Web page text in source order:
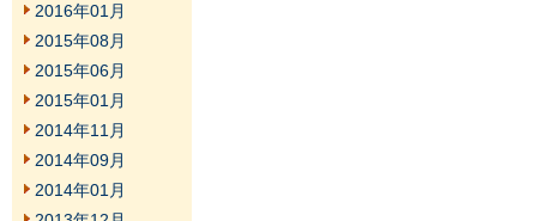
2016年01月
2015年08月
2015年06月
2015年01月
2014年11月
2014年09月
2014年01月